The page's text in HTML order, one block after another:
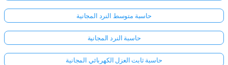
حاسبة متوسط النرد المجانية
حاسبة النرد المجانية
حاسبة ثابت العزل الكهربائي المجانية